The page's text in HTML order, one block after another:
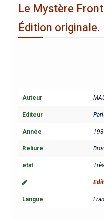
Le Mystère
Édition originale.
Auteur
Editeur
Année
Reliure
etat
Langue